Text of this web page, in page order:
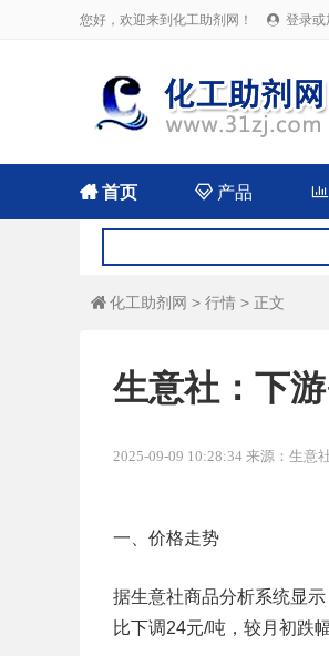
您好，欢迎来到化工助剂网！  登录或
首页  产品 
 化工助剂网 > 行情 > 正文
生意社：下
2025-09-09 10:28:34 来源：生意
一、价格走势
据生意社商品分析系统显
比下调24元/吨，较月初跌